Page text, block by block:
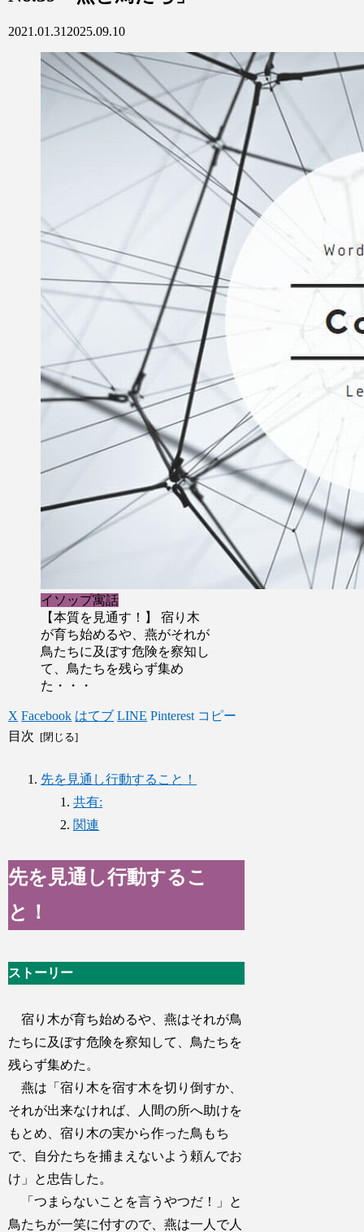
2021.01.31 2025.09.10
イソップ寓話
【本質を見通す！】 宿り木
が育ち始めるや、燕がそれが
鳥たちに及ぼす危険を察知し
て、鳥たちを残らず集め
た・・・
X Facebook はてブ LINE Pinterest コピー
目次
先を見通し行動すること！
共有:
関連
先を見通し行動するこ
と！
ストーリー
宿り木が育ち始めるや、燕はそれが鳥
たちに及ぼす危険を察知して、鳥たちを
残らず集めた。
燕は「宿り木を宿す木を切り倒すか、
それが出来なければ、人間の所へ助けを
もとめ、宿り木の実から作った鳥もち
で、自分たちを捕まえないよう頼んでお
け」と忠告した。
「つまらないことを言うやつだ！」と
鳥たちが一笑に付すので、燕は一人で人